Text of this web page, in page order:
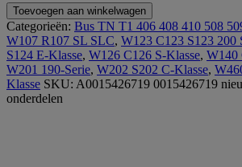
A0015426719
0015426719
W107
W123
W124
W126
W129
Toevoegen aan winkelwagen
Categorieën: Bus TN T1 406 408 410 508
W107 R107 SL SLC, W123 C123 S123 200
S124 E-Klasse, W126 C126 S-Klasse, W140
W201 190-Serie, W202 S202 C-Klasse,
Klasse SKU: A0015426719 0015426719
onderdelen